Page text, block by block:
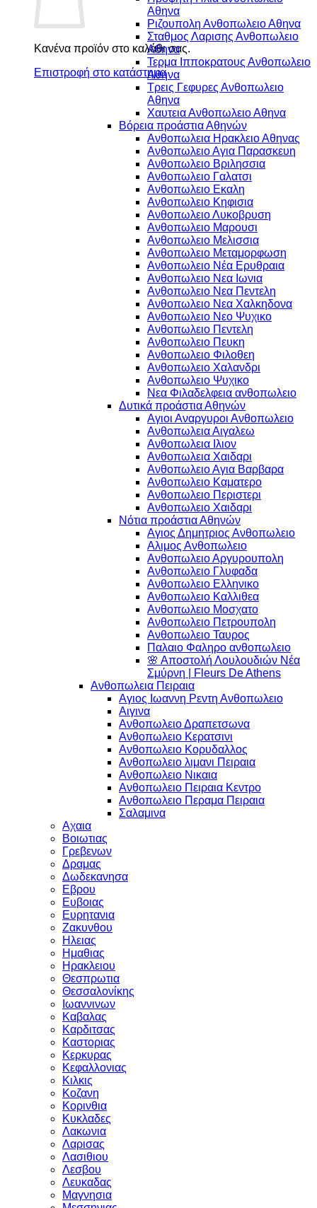
Κανένα προϊόν στο καλάθι σας.
Επιστροφή στο κατάστημα
Αθηνα
Ριζουπολη Ανθοπωλειο Αθηνα
Σταθμος Λαρισης Ανθοπωλειο
Αθηνα
Τερμα Ιπποκρατους Ανθοπωλειο
Αθηνα
Τρεις Γεφυρες Ανθοπωλειο
Αθηνα
Χαυτεια Ανθοπωλειο Αθηνα
Βόρεια προάστια Αθηνών
Ανθοπωλεια Ηρακλειο Αθηνας
Ανθοπωλειο Αγια Παρασκευη
Ανθοπωλειο Βριλησσια
Ανθοπωλειο Γαλατσι
Ανθοπωλειο Εκαλη
Ανθοπωλειο Κηφισια
Ανθοπωλειο Λυκοβρυση
Ανθοπωλειο Μαρουσι
Ανθοπωλειο Μελισσια
Ανθοπωλειο Μεταμορφωση
Ανθοπωλειο Νέα Ερυθραια
Ανθοπωλειο Νεα Ιωνια
Ανθοπωλειο Νεα Πεντελη
Ανθοπωλειο Νεα Χαλκηδονα
Ανθοπωλειο Νεο Ψυχικο
Ανθοπωλειο Πεντελη
Ανθοπωλειο Πευκη
Ανθοπωλειο Φιλοθεη
Ανθοπωλειο Χαλανδρι
Ανθοπωλειο Ψυχικο
Νεα Φιλαδελφεια ανθοπωλειο
Δυτικά προάστια Αθηνών
Αγιοι Αναργυροι Ανθοπωλειο
Ανθοπωλεια Αιγαλεω
Ανθοπωλεια Ιλιον
Ανθοπωλεια Χαιδαρι
Ανθοπωλειο Αγια Βαρβαρα
Ανθοπωλειο Καματερο
Ανθοπωλειο Περιστερι
Ανθοπωλειο Χαιδαρι
Νότια προάστια Αθηνών
Αγιος Δημητριος Ανθοπωλειο
Αλιμος Ανθοπωλειο
Ανθοπωλειο Αργυρουπολη
Ανθοπωλειο Γλυφαδα
Ανθοπωλειο Ελληνικο
Ανθοπωλειο Καλλιθεα
Ανθοπωλειο Μοσχατο
Ανθοπωλειο Πετρουπολη
Ανθοπωλειο Ταυρος
Παλαιο Φαληρο ανθοπωλειο
🌸 Αποστολή Λουλουδιών Νέα
Σμύρνη | Fleurs De Athens
Ανθοπωλεια Πειραια
Αγιος Ιωαννη Ρεντη Ανθοπωλειο
Αιγινα
Ανθοπωλειο Δραπετσωνα
Ανθοπωλειο Κερατσινι
Ανθοπωλειο Κορυδαλλος
Ανθοπωλειο λιμανι Πειραια
Ανθοπωλειο Νικαια
Ανθοπωλειο Πειραια Κεντρο
Ανθοπωλειο Περαμα Πειραια
Σαλαμινα
Αχαια
Βοιωτιας
Γρεβενων
Δραμας
Δωδεκανησα
Εβρου
Ευβοιας
Ευρητανια
Ζακυνθου
Ηλειας
Ημαθιας
Ηρακλειου
Θεσπρωτια
Θεσσαλονίκης
Ιωαννινων
Καβαλας
Καρδιτσας
Καστοριας
Κερκυρας
Κεφαλλονιας
Κιλκις
Κοζανη
Κορινθια
Κυκλαδες
Λακωνια
Λαρισας
Λασιθιου
Λεσβου
Λευκαδας
Μαγνησια